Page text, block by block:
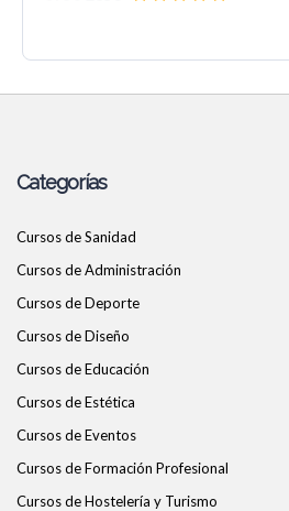
Categorías
Cursos de Sanidad
Cursos de Administración
Cursos de Deporte
Cursos de Diseño
Cursos de Educación
Cursos de Estética
Cursos de Eventos
Cursos de Formación Profesional
Cursos de Hostelería y Turismo